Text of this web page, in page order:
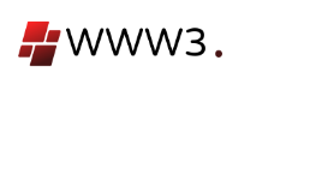
ン